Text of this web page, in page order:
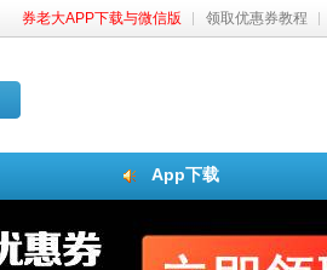
券老大APP下载与微信版 领取优惠券教程
App下载